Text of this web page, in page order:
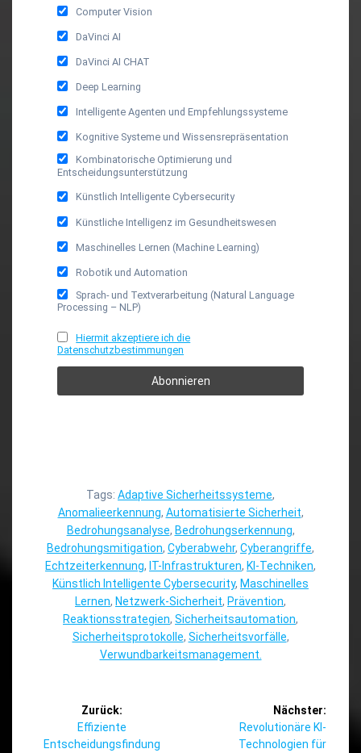
Computer Vision
DaVinci AI
DaVinci AI CHAT
Deep Learning
Intelligente Agenten und Empfehlungssysteme
Kognitive Systeme und Wissensrepräsentation
Kombinatorische Optimierung und
Entscheidungsunterstützung
Künstlich Intelligente Cybersecurity
Künstliche Intelligenz im Gesundheitswesen
Maschinelles Lernen (Machine Learning)
Robotik und Automation
Sprach- und Textverarbeitung (Natural Language
Processing – NLP)
Hiermit akzeptiere ich die
Datenschutzbestimmungen
Tags: Adaptive Sicherheitssysteme,
Anomalieerkennung, Automatisierte Sicherheit,
Bedrohungsanalyse, Bedrohungserkennung,
Bedrohungsmitigation, Cyberabwehr, Cyberangriffe,
Echtzeiterkennung, IT-Infrastrukturen, KI-Techniken,
Künstlich Intelligente Cybersecurity, Maschinelles
Lernen, Netzwerk-Sicherheit, Prävention,
Reaktionsstrategien, Sicherheitsautomation,
Sicherheitsprotokolle, Sicherheitsvorfälle,
Verwundbarkeitsmanagement.
Beitragsnavigation
Zurück:
Vorheriger
Beitrag:
Effiziente
Entscheidungsfindung
Nächster:
Nächster
Beitrag:
Revolutionäre KI-
Technologien für